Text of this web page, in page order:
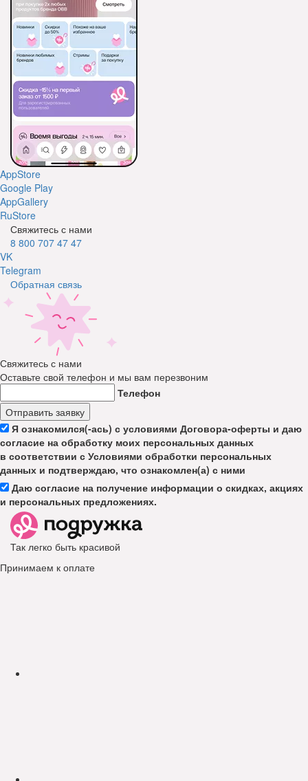
AppStore
Google Play
AppGallery
RuStore
Свяжитесь с нами
8 800 707 47 47
VK
Telegram
Обратная связь
Свяжитесь с нами
Оставьте свой телефон и мы вам перезвоним
Телефон
Отправить заявку
Я ознакомился(-ась) с условиями Договора-оферты и даю
согласие на обработку моих персональных данных
в соответствии с Условиями обработки персональных
данных и подтверждаю, что ознакомлен(а) с ними
Даю согласие на получение информации о скидках, акциях
и персональных предложениях.
Так легко быть красивой
Принимаем к оплате